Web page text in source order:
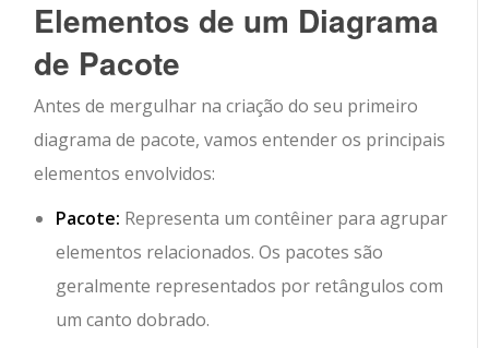
Elementos de um Diagrama
de Pacote
Antes de mergulhar na criação do seu primeiro
diagrama de pacote, vamos entender os principais
elementos envolvidos:
Pacote: Representa um contêiner para agrupar
elementos relacionados. Os pacotes são
geralmente representados por retângulos com
um canto dobrado.